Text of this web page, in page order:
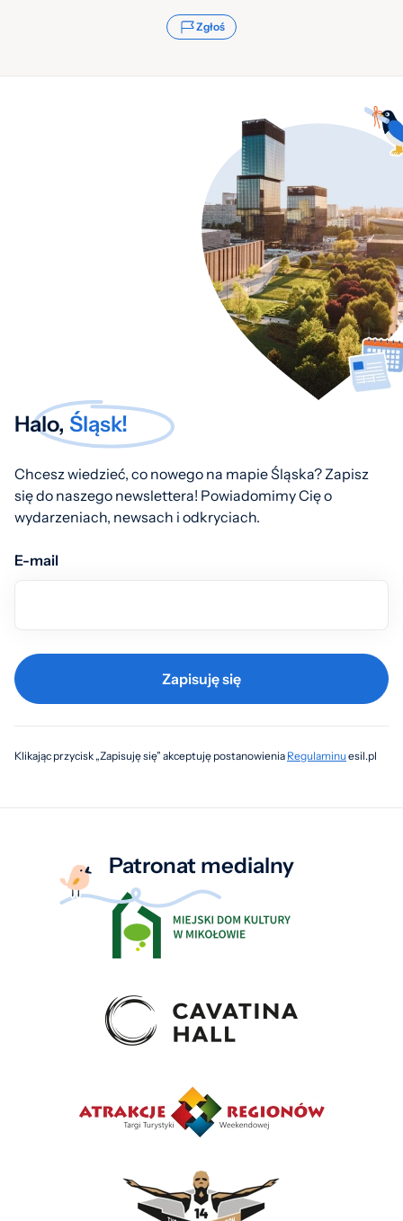
Zgłoś
Halo, Śląsk!
Chcesz wiedzieć, co nowego na mapie Śląska? Zapisz
się do naszego newslettera! Powiadomimy Cię o
wydarzeniach, newsach i odkryciach.
E-mail
Zapisuję się
Klikając przycisk „Zapisuję się” akceptuję postanowienia Regulaminuesil.pl
Patronat medialny